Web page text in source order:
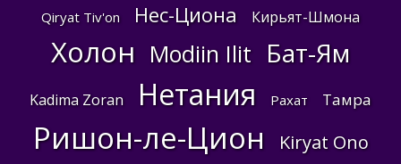
Qiryat Tiv'on Нес-Циона Кирьят-Шмона
Холон Modiin Ilit Бат-Ям
Kadima Zoran Нетания Рахат Тамра
Ришон-ле-Цион Kiryat Ono